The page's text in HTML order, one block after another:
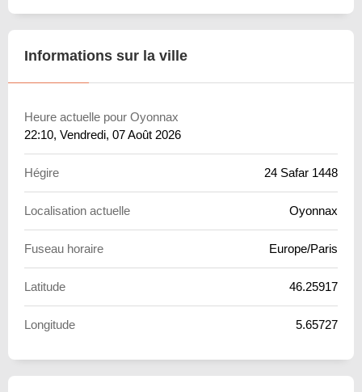
Informations sur la ville
Heure actuelle pour Oyonnax
22:10, Vendredi, 07 Août 2026
Hégire 24 Safar 1448
Localisation actuelle Oyonnax
Fuseau horaire Europe/Paris
Latitude 46.25917
Longitude 5.65727